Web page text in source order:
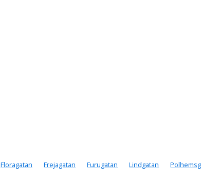
Floragatan Frejagatan Furugatan Lindgatan